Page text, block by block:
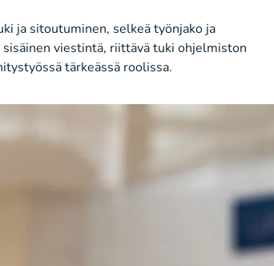
ja sitoutuminen, selkeä työnjako ja
viestintä, riittävä tuki ohjelmiston
tärkeässä roolissa.